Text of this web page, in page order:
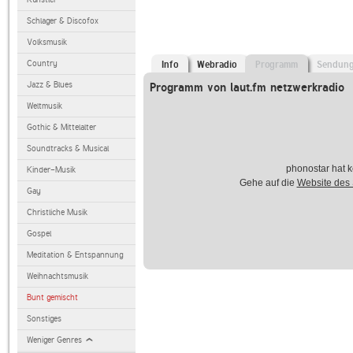
Schlager & Discofox
Volksmusik
Country
Jazz & Blues
Weltmusik
Gothic & Mittelalter
Soundtracks & Musical
Kinder-Musik
Gay
Christliche Musik
Gospel
Meditation & Entspannung
Weihnachtsmusik
Bunt gemischt
Sonstiges
Weniger Genres
Info Webradio Programm
Programm von laut.fm netzwerkradio
phonostar hat
Gehe auf die Website des